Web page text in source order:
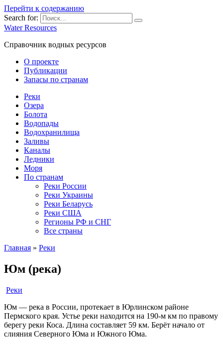
Перейти к содержанию
Search for:
Water Resources
Справочник водных ресурсов
О проекте
Публикации
Запасы по странам
Реки
Озера
Болота
Водопады
Водохранилища
Заливы
Каналы
Ледники
Моря
По странам
Реки России
Реки Украины
Реки Беларусь
Реки США
Регионы РФ и СНГ
Все страны
Главная » Реки
Юм (река)
Реки
Юм — река в России, протекает в Юрлинском районе
Пермского края. Устье реки находится на 190-м км по правому
берегу реки Коса. Длина составляет 59 км. Берёт начало от
слияния Северного Юма и Южного Юма.